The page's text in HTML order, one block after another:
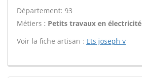
Département: 93
Métiers : Petits travaux en
Voir la fiche artisan : Ets joseph v